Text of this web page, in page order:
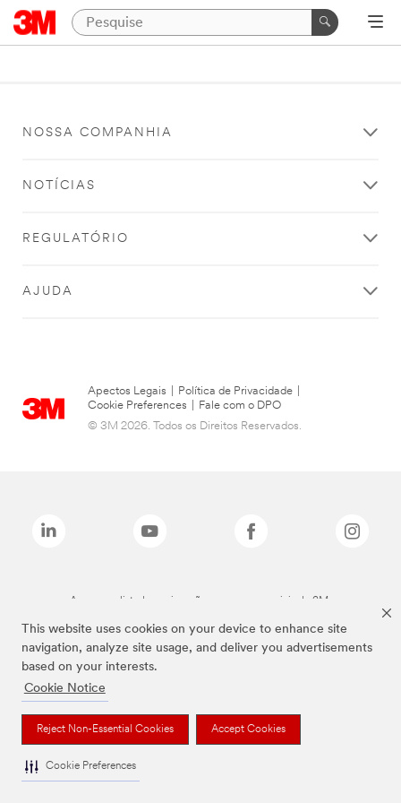
This website uses cookies on your device to enhance site
navigation, analyze site usage, and deliver you advertisements
based on your interests.
Cookie Notice
Reject Non-Essential Cookies Accept Cookies
Cookie Preferences
NOSSA COMPANHIA
NOTÍCIAS
REGULATÓRIO
AJUDA
Apectos Legais Política de Privacidade
Cookie Preferences
Fale com o DPO
© 3M 2026. Todos os Direitos Reservados.
As marcas listadas a cima são marcas comerciais da 3M.